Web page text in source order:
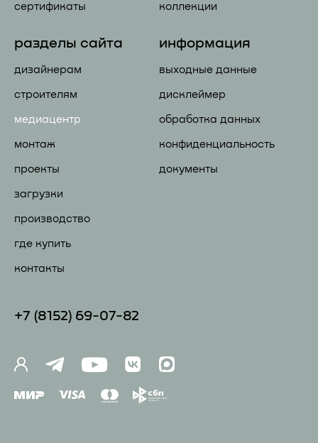
сертификаты коллекции
разделы сайта
дизайнерам
строителям
медиацентр
монтаж
проекты
загрузки
производство
где купить
контакты
информация
выходные данные
дисклеймер
обработка данных
конфиденциальность
документы
+7 (8152) 69-07-82